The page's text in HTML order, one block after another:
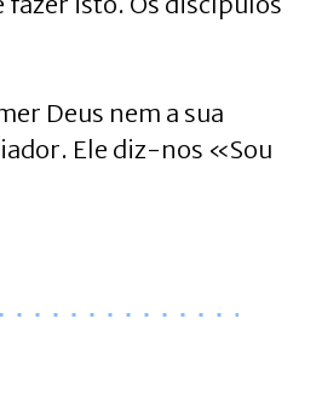
Deus nem a sua
Ele diz-nos «Sou